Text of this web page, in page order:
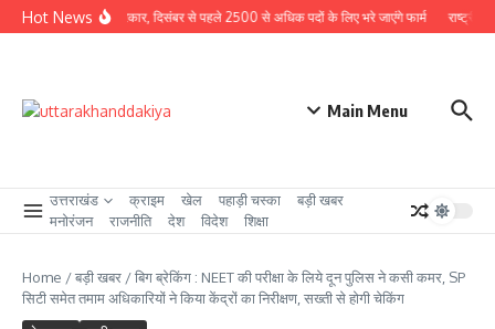
Skip to content
Hot News
जा रही है धामी सरकार, दिसंबर से पहले 2500 से अधिक पदों के लिए भरे जाएंगे फार्म राष्ट्रीय
Main Menu
उत्तराखंड क्राइम खेल पहाड़ी चस्का
बड़ी खबर
मनोरंजन
राजनीति देश विदेश शिक्षा
Home /बड़ी खबर /बिग ब्रेकिंग : NEET की परीक्षा के लिये दून पुलिस ने कसी कमर, SP
सिटी समेत तमाम अधिकारियों ने किया केंद्रों का निरीक्षण, सख्ती से होगी चेकिंग